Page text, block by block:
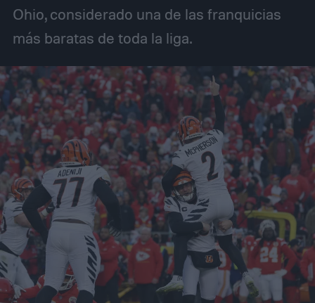
Ohio, considerado una de las franquicias
más baratas de toda la liga.